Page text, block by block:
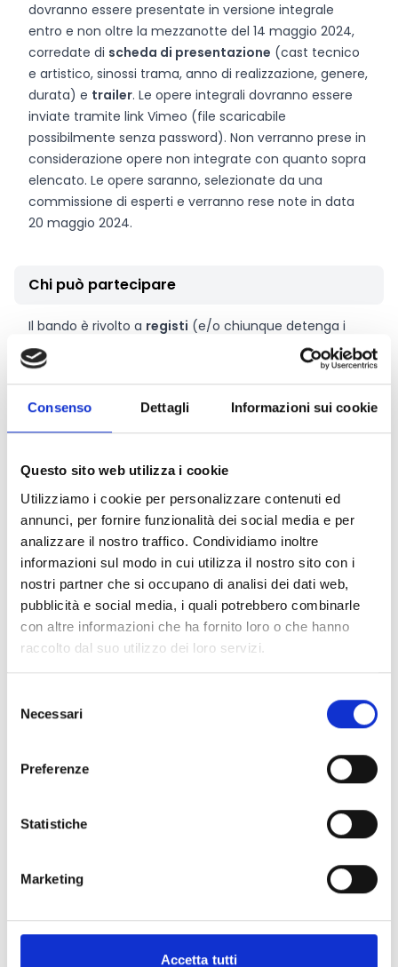
Consenso Dettagli Informazioni sui cookie
Questo sito web utilizza i cookie
Utilizziamo i cookie per personalizzare contenuti ed
annunci, per fornire funzionalità dei social media e per
analizzare il nostro traffico. Condividiamo inoltre
informazioni sul modo in cui utilizza il nostro sito con i
nostri partner che si occupano di analisi dei dati web,
pubblicità e social media, i quali potrebbero combinarle
con altre informazioni che ha fornito loro o che hanno
raccolto dal suo utilizzo dei loro servizi.
delNecessari
Preferenze
Statistiche
Marketing
Accetta tutti
dovranno essere presentate in versione integrale
entro e non oltre la mezzanotte del 14 maggio 2024,
corredate di scheda di presentazione (cast tecnico
e artistico, sinossi trama, anno di realizzazione, genere,
durata) e trailer. Le opere integrali dovranno essere
inviate tramite link Vimeo (file scaricabile
possibilmente senza password). Non verranno prese in
considerazione opere non integrate con quanto sopra
elencato. Le opere saranno, selezionate da una
commissione di esperti e verranno rese note in data
20 maggio 2024.
Chi può partecipare
Il bando è rivolto a registi (e/o chiunque detenga i
diritti sull’opera)
di nazionalità italiana o residenti
nel territorio italiano, privilegiando gli under 35,
autoridi un’opera volta alla
valorizzazione/promozione del territorio e/o della
cultura italiana prodotti dal 2021 al 2024.
Link e Documenti
Pagina web per formulari e documenti
Bando
Si consiglia di consultare regolarmente il sito web
ufficiale del bando per gli aggiornamenti e le
informazioni addizionali.
info@magalegroup.it
Conosci Obiettivo Europa?